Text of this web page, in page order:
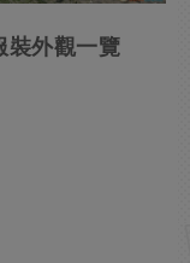
裝外觀一覽